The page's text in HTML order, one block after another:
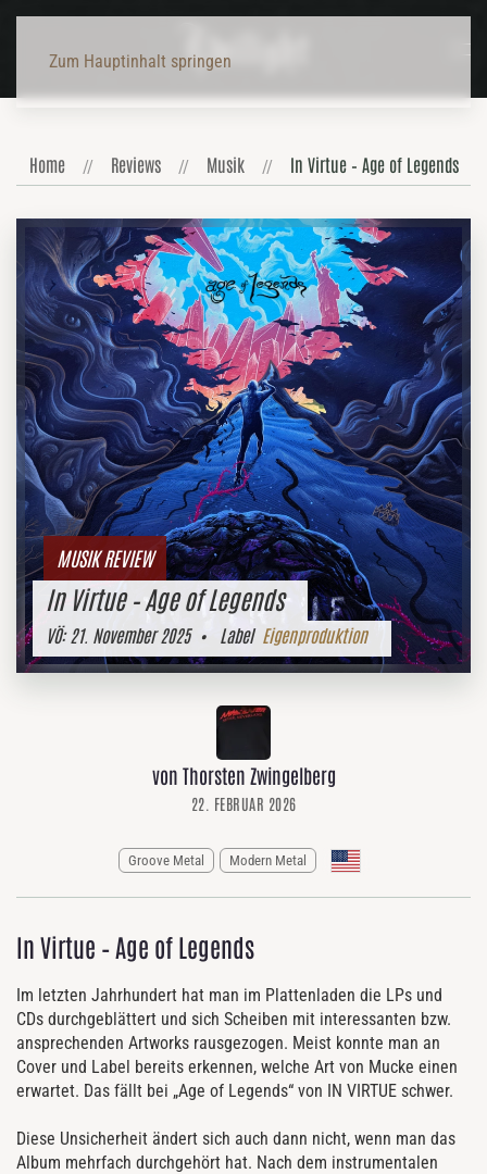
Zum Hauptinhalt springen
Home Reviews Musik In Virtue – Age of Legends
MUSIK REVIEW
In Virtue – Age of Legends
VÖ:21. November 2025• Label Eigenproduktion
von Thorsten Zwingelberg
22. FEBRUAR 2026
Groove Metal Modern Metal
In Virtue – Age of Legends
Im letzten Jahrhundert hat man im Plattenladen die LPs und
CDs durchgeblättert und sich Scheiben mit interessanten bzw.
ansprechenden Artworks rausgezogen. Meist konnte man an
Cover und Label bereits erkennen, welche Art von Mucke einen
erwartet. Das fällt bei „Age of Legends“ von IN VIRTUE schwer.
Diese Unsicherheit ändert sich auch dann nicht, wenn man das
Album mehrfach durchgehört hat. Nach dem instrumentalen